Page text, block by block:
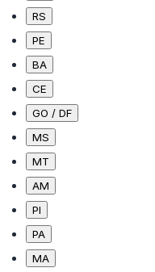
RS
PE
BA
CE
GO / DF
MS
MT
AM
PI
PA
MA